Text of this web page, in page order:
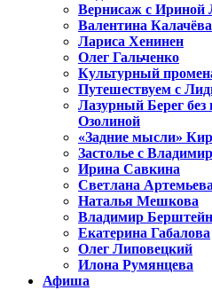
Вернисаж с Ириной
Валентина
Лариса Хенинен
Олег Гальченко
Культурный
Путешествуем с
Лазурный Берег без
Озолиной
«Задние мысли»
Застолье с
Ирина Савкина
Светлана
Наталья Мешкова
Владимир Берштейн
Екатерина Габалова
Олег Липовецкий
Илона Румянцева
Афиша